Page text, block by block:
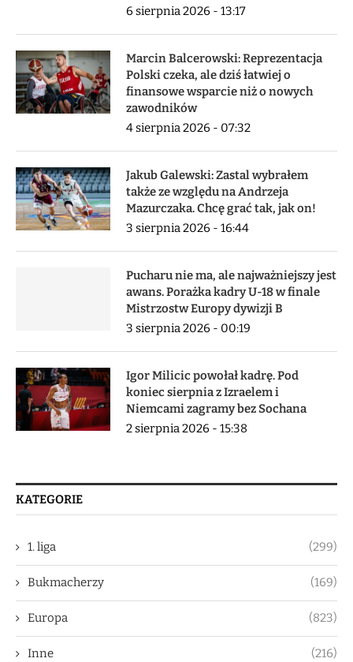
6 sierpnia 2026 - 13:17
Marcin Balcerowski: Reprezentacja
Polski czeka, ale dziś łatwiej o
finansowe wsparcie niż o nowych
zawodników
4 sierpnia 2026 - 07:32
Jakub Galewski: Zastal wybrałem
także ze względu na Andrzeja
Mazurczaka. Chcę grać tak, jak on!
3 sierpnia 2026 - 16:44
Pucharu nie ma, ale najważniejszy jest
awans. Porażka kadry U-18 w finale
Mistrzostw Europy dywizji B
3 sierpnia 2026 - 00:19
Igor Milicic powołał kadrę. Pod
koniec sierpnia z Izraelem i
Niemcami zagramy bez Sochana
2 sierpnia 2026 - 15:38
KATEGORIE
1. liga (299)
Bukmacherzy (169)
Europa (823)
Inne (216)